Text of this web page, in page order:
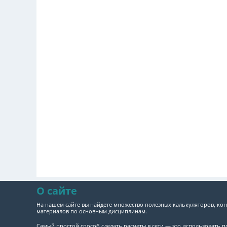
О сайте
На нашем сайте вы найдете множество полезных калькуляторов,
материалов по основным дисциплинам.